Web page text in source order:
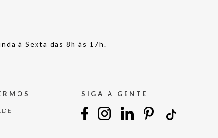
à Sexta das 8h às 17h.
SIGA A GENTE